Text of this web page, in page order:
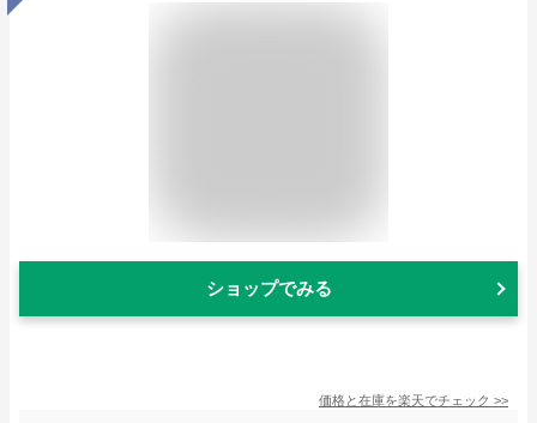
ショップでみる
価格と在庫を楽天でチェック >>